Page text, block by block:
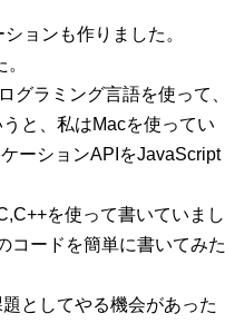
ョンも作りました。
グラミング言語を使って、
と、私はMacを使ってい
ーションAPI をJavaScript
を使って書いていまし
コードを簡単に書いてみた
としてやる機会があった